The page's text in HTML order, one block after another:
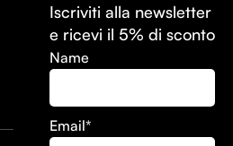
Iscriviti alla newsletter
e ricevi il 5% di sconto
Name
Email*